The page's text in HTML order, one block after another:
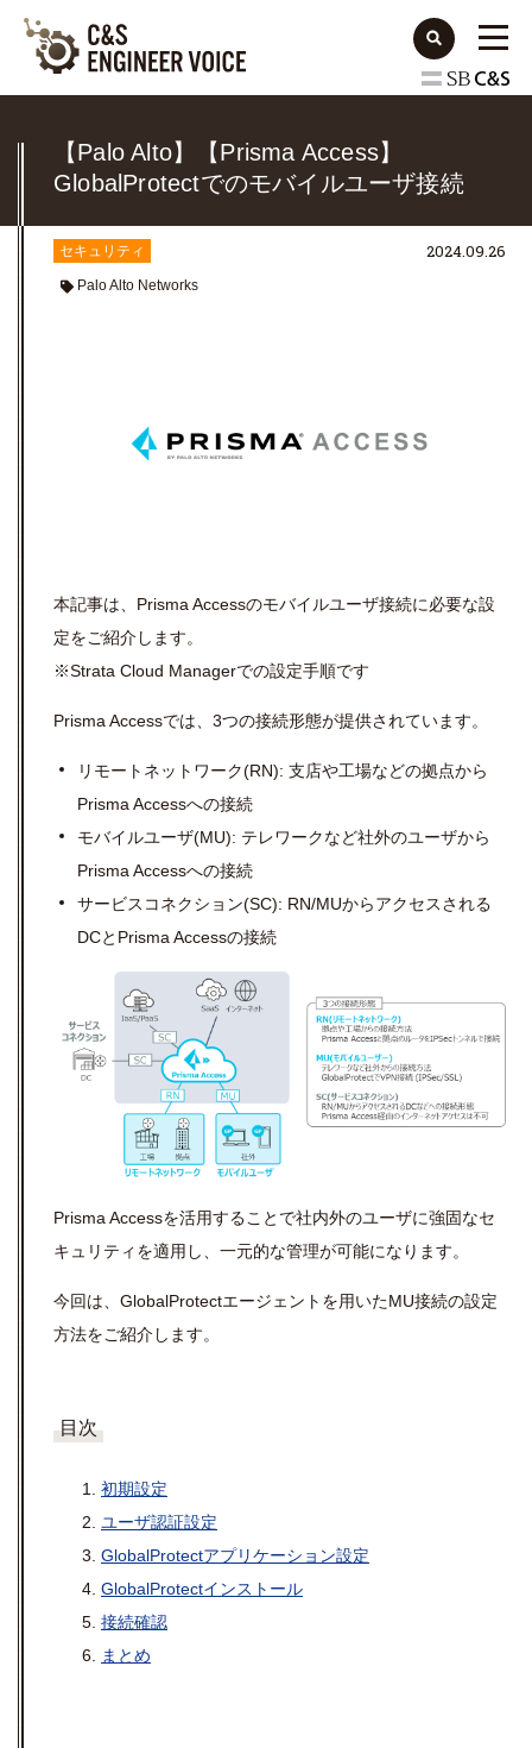
【Palo Alto】【Prisma Access】
GlobalProtectでのモバイルユーザ接続
セキュリティ
Palo Alto Networks
2024.09.26
本記事は、Prisma Accessのモバイルユーザ接続に必要な設
定をご紹介します。
※Strata Cloud Managerでの設定手順です
Prisma Accessでは、3つの接続形態が提供されています。
リモートネットワーク(RN): 支店や工場などの拠点から
Prisma Accessへの接続
モバイルユーザ(MU): テレワークなど社外のユーザから
Prisma Accessへの接続
サービスコネクション(SC): RN/MUからアクセスされる
DCとPrisma Accessの接続
Prisma Accessを活用することで社内外のユーザに強固なセ
キュリティを適用し、一元的な管理が可能になります。
今回は、GlobalProtectエージェントを用いたMU接続の設定
方法をご紹介します。
目次
初期設定
ユーザ認証設定
GlobalProtectアプリケーション設定
GlobalProtectインストール
接続確認
まとめ